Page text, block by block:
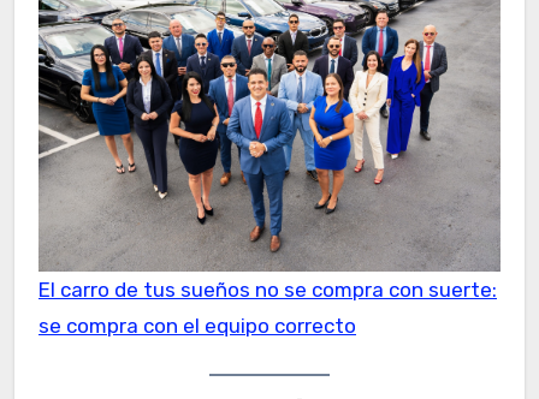
El carro de tus sueños no se compra con suerte:
se compra con el equipo correcto